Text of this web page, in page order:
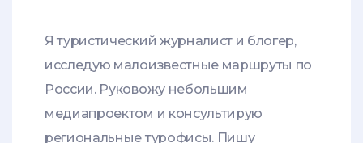
Я туристический журналист и блогер,
исследую малоизвестные маршруты по
России. Руковожу небольшим
медиапроектом и консультирую
региональные турофисы. Пишу